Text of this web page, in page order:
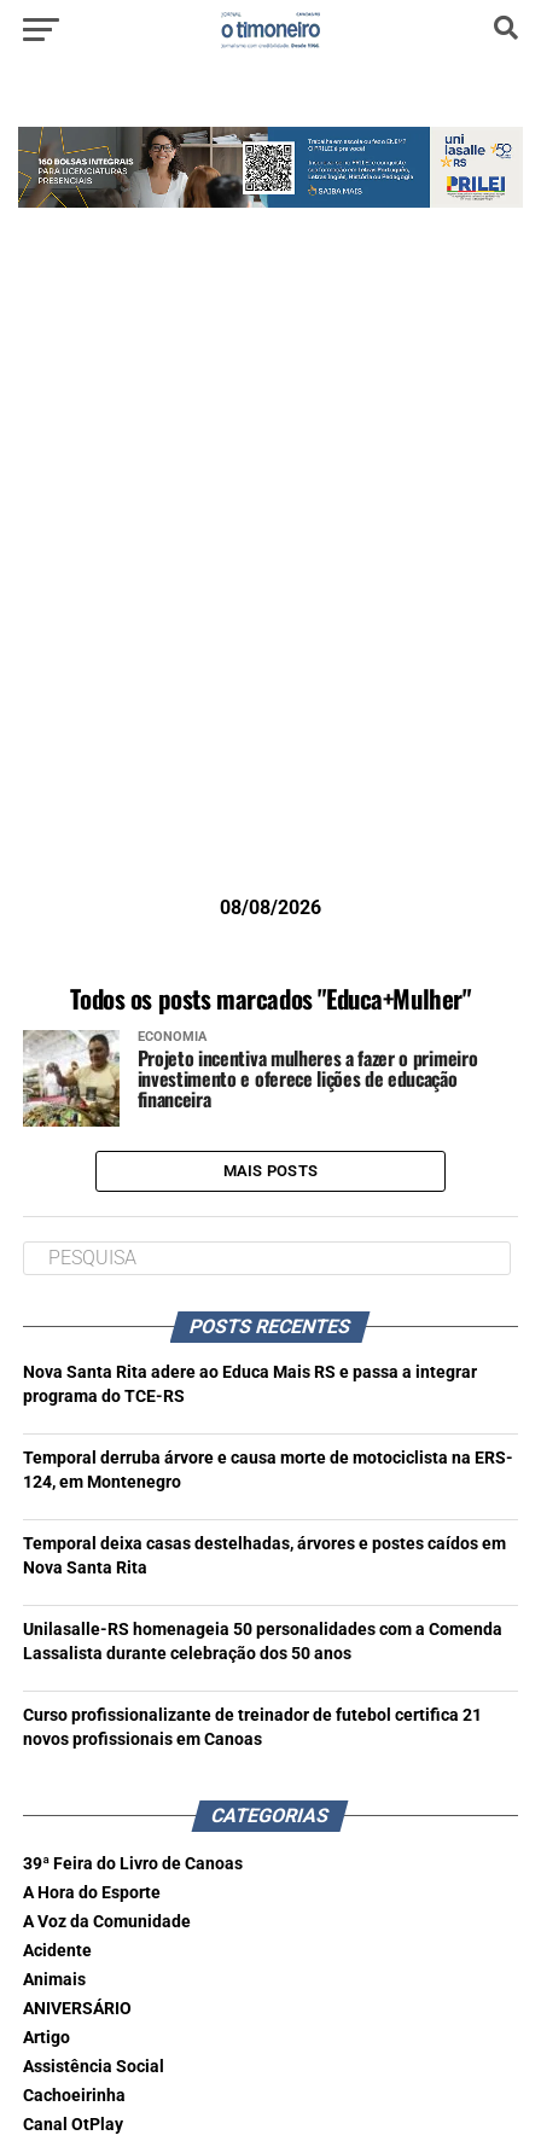
08/08/2026
Todos os posts marcados "Educa+Mulher"
ECONOMIA
Projeto incentiva mulheres a fazer o primeiro
investimento e oferece lições de educação
financeira
MAIS POSTS
POSTS RECENTES
Nova Santa Rita adere ao Educa Mais RS e passa a integrar
programa do TCE-RS
Temporal derruba árvore e causa morte de motociclista na ERS-
124, em Montenegro
Temporal deixa casas destelhadas, árvores e postes caídos em
Nova Santa Rita
Unilasalle-RS homenageia 50 personalidades com a Comenda
Lassalista durante celebração dos 50 anos
Curso profissionalizante de treinador de futebol certifica 21
novos profissionais em Canoas
CATEGORIAS
39ª Feira do Livro de Canoas
A Hora do Esporte
A Voz da Comunidade
Acidente
Animais
ANIVERSÁRIO
Artigo
Assistência Social
Cachoeirinha
Canal OtPlay